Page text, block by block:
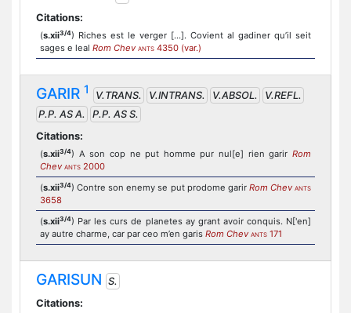
Citations:
(s.xii3/4) Riches est le verger [...]. Covient al gadiner qu’il seit
sages e leal Rom Chev ANTS 4350 (var.)
GARIR 1 V.TRANS. V.INTRANS. V.ABSOL.
V.REFL.
P.P. AS A.
P.P. AS S.
Citations:
(s.xii3/4) A son cop ne put homme pur nul[e] rien garir Rom
Chev ANTS 2000
(s.xii3/4) Contre son enemy se put prodome garir Rom Chev ANTS
3658
(s.xii3/4) Par les curs de planetes ay grant avoir conquis. N['en]
ay autre charme, car par ceo m’en garis Rom Chev ANTS 171
GARISUN S.
Citations: